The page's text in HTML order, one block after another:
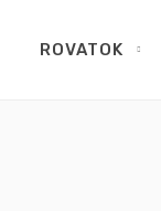
ROVATOK